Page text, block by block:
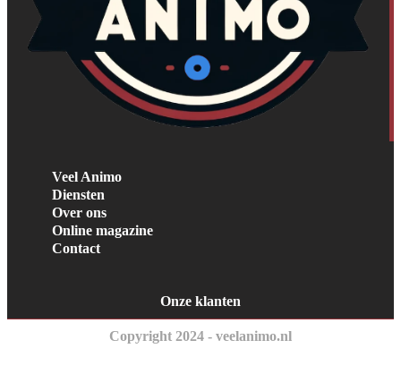
Veel Animo
Diensten
Over ons
Online magazine
Contact
Onze klanten
Copyright 2024 - veelanimo.nl